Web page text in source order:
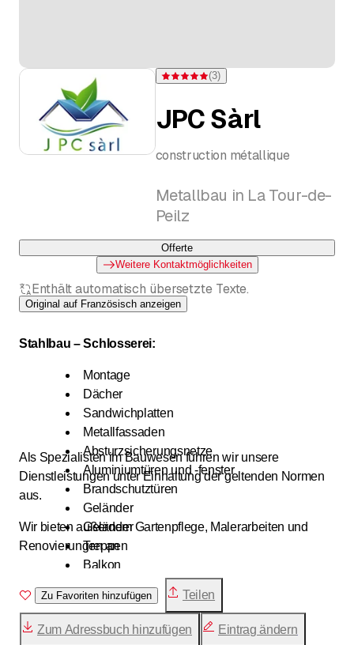
Bewertung 5 von 5 Sternen bei 3
(3)
JPC Sàrl
construction métallique
Metallbau in La Tour-de-
Peilz
Offerte
Weitere Kontaktmöglichkeiten
Enthält automatisch übersetzte Texte.
Original auf Französisch anzeigen
Stahlbau – Schlosserei:
Montage
Dächer
Sandwichplatten
Metallfassaden
Absturzsicherungsnetze
Aluminiumtüren und -fenster
Brandschutztüren
Geländer
Geländer
Treppen
Balkon
Als Spezialisten im Bauwesen führen wir unsere
Dienstleistungen unter Einhaltung der geltenden Normen
aus.
Wir bieten außerdem Gartenpflege, Malerarbeiten und
Renovierungen an
Zu Favoriten hinzufügen Teilen
Zum Adressbuch hinzufügen Eintrag ändern